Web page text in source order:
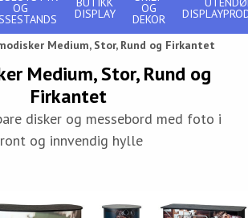
OG DISPLAY OG
DEKOR
Medium, Stor, Rund og Firkantet
Medium, Stor, Rund og
Firkantet
disker og messebord med foto i
og innvendig hylle